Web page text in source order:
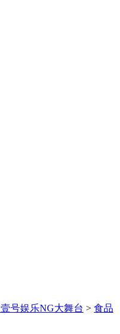
壹号娱乐NG大舞台 > 食品